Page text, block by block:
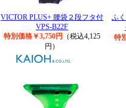
VICTOR PLUS+ 腰袋２段フタ付
VPS-B22F
特別価格￥3,750円
（税込4,125
円）
ふ
特